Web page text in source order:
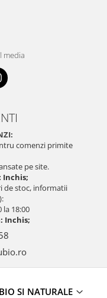
media
comenzi primite
pe site.
Inchis;
stoc, informatii
la 18:00
Inchis;
SI NATURALE